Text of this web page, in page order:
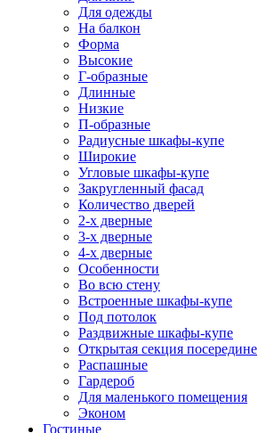
Для одежды
На балкон
Форма
Высокие
Г-образные
Длинные
Низкие
П-образные
Радиусные шкафы-купе
Широкие
Угловые шкафы-купе
Закругленный фасад
Количество дверей
2-х дверные
3-х дверные
4-х дверные
Особенности
Во всю стену
Встроенные шкафы-купе
Под потолок
Раздвижные шкафы-купе
Открытая секция посередине
Распашные
Гардероб
Для маленького помещения
Эконом
Гостиные